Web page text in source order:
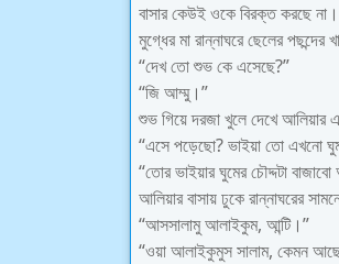
বাসার কেউই ওকে বিরক্ত করছে না।
মুগ্ধের মা রান্নাঘরে ছেলের
“দেখ তো শুভ কে এসেছে?”
“জি আম্মু।”
শুভ গিয়ে দরজা খুলে দেখে আলিয়ার
“এসে পড়েছো? ভাইয়া তো এখনো
“তোর ভাইয়ার ঘুমের চৌদ্দটা
আলিয়ার বাসায় ঢুকে রান্নাঘরের
“আসসালামু আলাইকুম, আন্টি।”
“ওয়া আলাইকুমুস সালাম, কেমন আছো